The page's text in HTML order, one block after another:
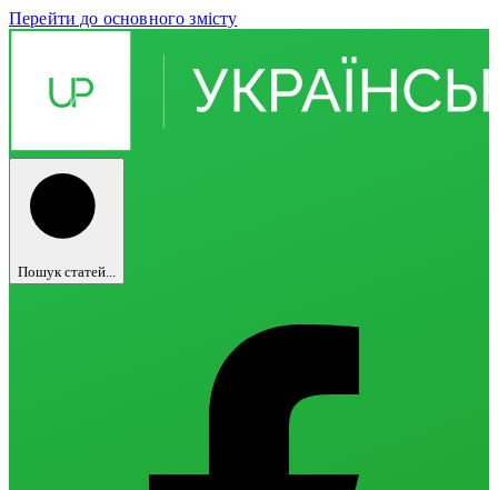
Перейти до основного змісту
Пошук статей...